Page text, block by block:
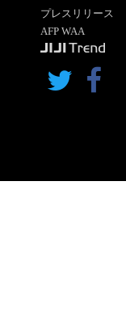
プレスリリース
AFP WAA